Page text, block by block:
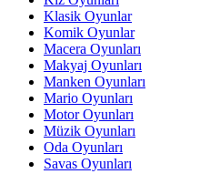
Klasik Oyunlar
Komik Oyunlar
Macera Oyunları
Makyaj Oyunları
Manken Oyunları
Mario Oyunları
Motor Oyunları
Müzik Oyunları
Oda Oyunları
Savas Oyunları